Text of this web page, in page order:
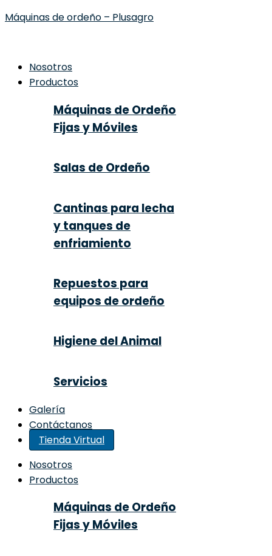
Máquinas de ordeño – Plusagro
Nosotros
Productos
Máquinas de Ordeño
Fijas y Móviles
Salas de Ordeño
Cantinas para lecha
y tanques de
enfriamiento
Repuestos para
equipos de ordeño
Higiene del Animal
Servicios
Galería
Contáctanos
Tienda Virtual
Nosotros
Productos
Máquinas de Ordeño
Fijas y Móviles